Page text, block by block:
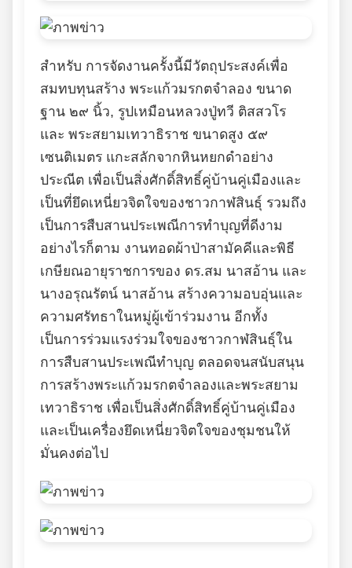
สำหรับ การจัดงานครั้งนี้มีวัตถุประสงค์เพื่อ
สมทบทุนสร้าง พระแก้วมรกตจำลอง ขนาด
ฐาน ๒๙ นิ้ว, รูปเหมือนหลวงปู่ทวี ติสสวโร
และ พระสยามเทวาธิราช ขนาดสูง ๕๙
เซนติเมตร แกะสลักจากหินหยกดำอย่าง
ประณีต เพื่อเป็นสิ่งศักดิ์สิทธิ์คู่บ้านคู่เมืองและ
เป็นที่ยึดเหนี่ยวจิตใจของชาวกาฬสินธุ์ รวมถึง
เป็นการสืบสานประเพณีการทำบุญที่ดีงาม
อย่างไรก็ตาม งานทอดผ้าป่าสามัคคีและพิธี
เกษียณอายุราชการของ ดร.สม นาสอ้าน และ
นางอรุณรัตน์ นาสอ้าน สร้างความอบอุ่นและ
ความศรัทธาในหมู่ผู้เข้าร่วมงาน อีกทั้ง
เป็นการร่วมแรงร่วมใจของชาวกาฬสินธุ์ใน
การสืบสานประเพณีทำบุญ ตลอดจนสนับสนุน
การสร้างพระแก้วมรกตจำลองและพระสยาม
เทวาธิราช เพื่อเป็นสิ่งศักดิ์สิทธิ์คู่บ้านคู่เมือง
และเป็นเครื่องยึดเหนี่ยวจิตใจของชุมชนให้
มั่นคงต่อไป